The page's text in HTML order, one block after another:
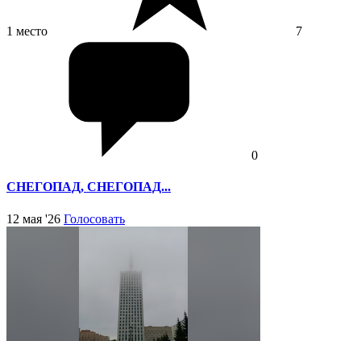
1 место 7
0
СНЕГОПАД, СНЕГОПАД...
12 мая '26 Голосовать